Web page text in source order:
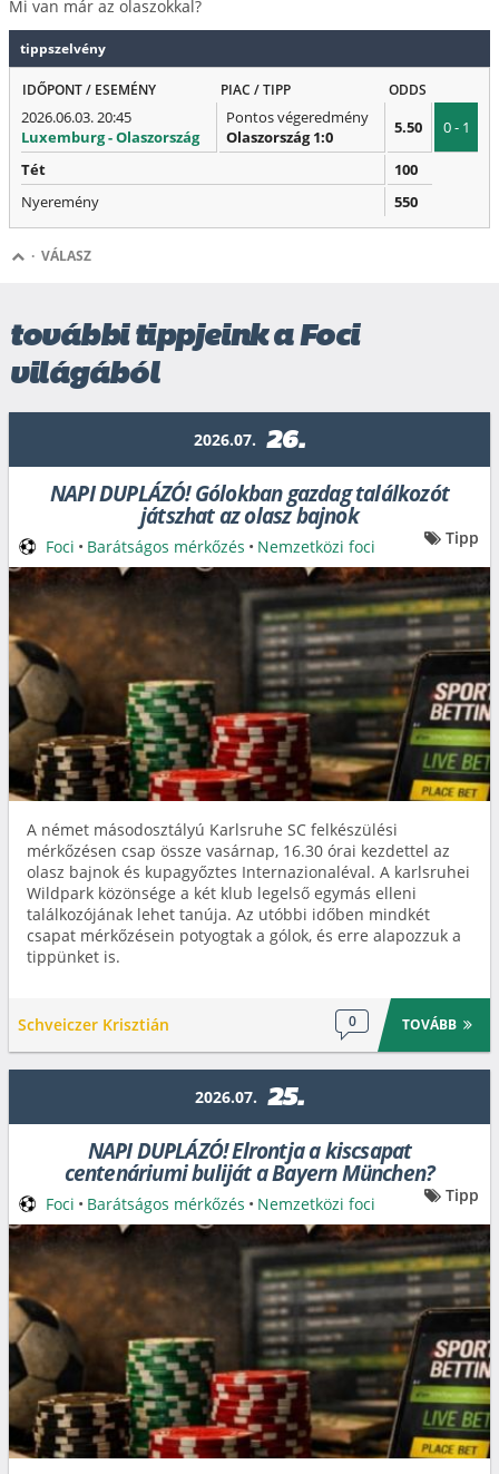
Mi van már az olaszokkal?
tippszelvény
IDŐPONT / ESEMÉNY PIAC / TIPP ODDS
2026.06.03. 20:45
Luxemburg - Olaszország
Pontos végeredmény
Olaszország 1:0
5.50 0 - 1
Tét
100
Nyeremény
550
· VÁLASZ
további tippjeink a Foci
világából
2026.07. 26.
NAPI DUPLÁZÓ! Gólokban gazdag találkozót
játszhat az olasz bajnok
A német másodosztályú Karlsruhe SC felkészülési
mérkőzésen csap össze vasárnap, 16.30 órai kezdettel az
olasz bajnok és kupagyőztes Internazionaléval. A karlsruhei
Wildpark közönsége a két klub legelső egymás elleni
találkozójának lehet tanúja. Az utóbbi időben mindkét
csapat mérkőzésein potyogtak a gólok, és erre alapozzuk a
tippünket is.
Schveiczer Krisztián 0 TOVÁBB
Foci • Barátságos mérkőzés • Nemzetközi foci Tipp
2026.07. 25.
NAPI DUPLÁZÓ! Elrontja a kiscsapat
centenáriumi buliját a Bayern München?
Foci • Barátságos mérkőzés • Nemzetközi foci Tipp